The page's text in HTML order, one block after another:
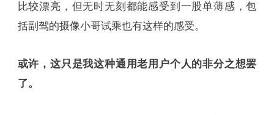
比较漂亮，但无时无刻都能感受到一股单薄感，包
括副驾的摄像小哥试乘也有这样的感受。
或许，这只是我这种通用老用户个人的非分之想罢
了。